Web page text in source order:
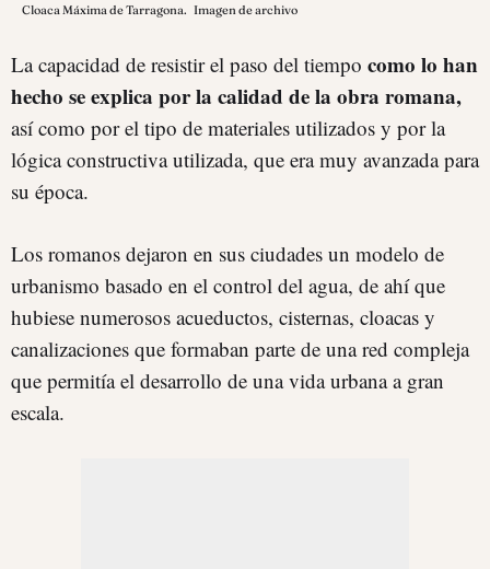
Cloaca Máxima de Tarragona. Imagen de archivo
La capacidad de resistir el paso del tiempo como lo han
hecho se explica por la calidad de la obra romana,
así como por el tipo de materiales utilizados y por la
lógica constructiva utilizada, que era muy avanzada para
su época.
Los romanos dejaron en sus ciudades un modelo de
urbanismo basado en el control del agua, de ahí que
hubiese numerosos acueductos, cisternas, cloacas y
canalizaciones que formaban parte de una red compleja
que permitía el desarrollo de una vida urbana a gran
escala.